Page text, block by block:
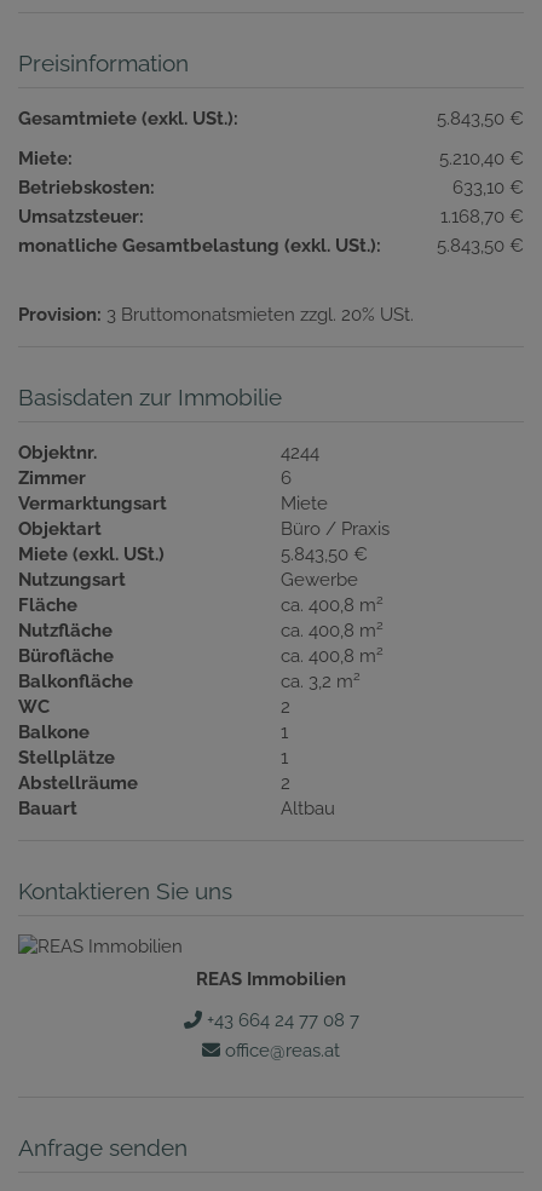
Preisinformation
Gesamtmiete (exkl. USt.):
5.843,50 €
Miete:
5.210,40 €
Betriebskosten:
633,10 €
Umsatzsteuer:
1.168,70 €
monatliche Gesamtbelastung (exkl. USt.):
5.843,50 €
Provision: 3 Bruttomonatsmieten zzgl. 20% USt.
Basisdaten zur Immobilie
Objektnr.
4244
Zimmer
6
Vermarktungsart
Miete
Objektart
Büro / Praxis
Miete (exkl. USt.)
5.843,50 €
Nutzungsart
Gewerbe
Fläche
ca. 400,8 m2
Nutzfläche ca. 400,8 m2
Bürofläche ca. 400,8 m2
Balkonfläche ca. 3,2 m2
WC
2
Balkone
1
Stellplätze
1
Abstellräume
2
Bauart
Altbau
Kontaktieren Sie uns
REAS Immobilien
+43 664 24 77 08 7
office@reas.at
Anfrage senden